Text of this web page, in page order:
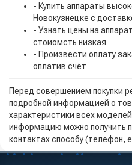
- Купить аппараты
Новокузнецке с
- Узнать цены на
стоиомсть низкая
- Произвести оплату
оплатив счёт
Перед совершением покупки
подробной информацией о
характеристики всех
информацию можно получить
контактах способу (телефон,